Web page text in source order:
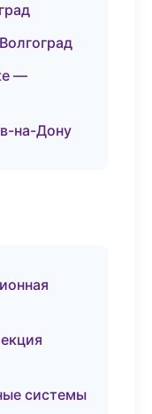
—
на-Дону
системы